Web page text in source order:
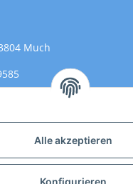
Alle akzeptieren
Much
Fr.) 8:00 - 17:00